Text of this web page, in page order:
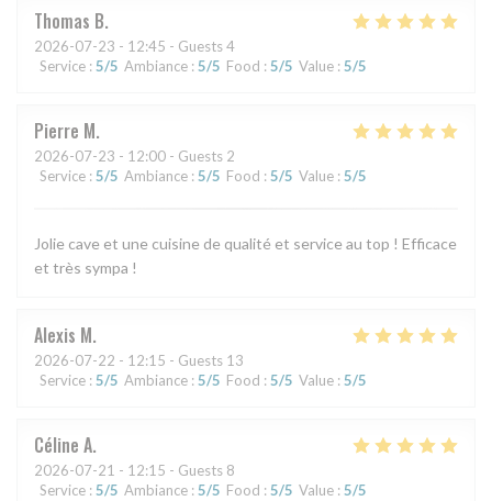
Thomas B
2026-07-23 - 12:45 - Guests 4
Service : 5/5 Ambiance : 5/5 Food : 5/5 Value : 5/5
Pierre M
2026-07-23 - 12:00 - Guests 2
Service : 5/5 Ambiance : 5/5 Food : 5/5 Value : 5/5
Jolie cave et une cuisine de qualité et service au top ! Efficace
et très sympa !
Alexis M
2026-07-22 - 12:15 - Guests 13
Service : 5/5 Ambiance : 5/5 Food : 5/5 Value : 5/5
Céline A
2026-07-21 - 12:15 - Guests 8
Service : 5/5 Ambiance : 5/5 Food : 5/5 Value : 5/5